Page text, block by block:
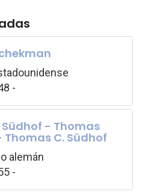
-
- Thomas
Thomas C. Südhof
alemán
-